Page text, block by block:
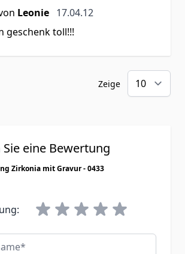
Leonie 17. April 2012
17.04.12
geschenk toll!!!
Zeige
Sie eine Bewertung
Zirkonia mit Gravur - 0433